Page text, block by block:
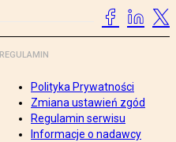
REGULAMIN
Polityka Prywatności
Zmiana ustawień zgód
Regulamin serwisu
Informacje o nadawcy